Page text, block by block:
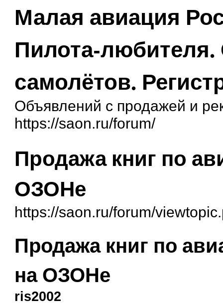
Малая авиация
Пилота-
самолётов.
Объявлений с продажей и
https://saon.ru/forum/
Продажа книг по
ОЗОНе
https://saon.ru/forum/
Продажа книг по
на ОЗОНе
ris2002